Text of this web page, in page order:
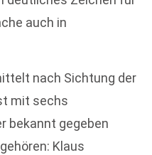
auch in
nach Sichtung der
mit sechs
bekannt gegeben
Klaus